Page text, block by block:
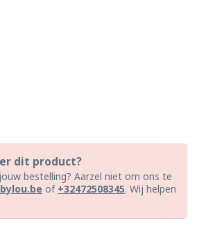
dit product?
bestelling? Aarzel niet om ons te
of +32472508345. Wij helpen